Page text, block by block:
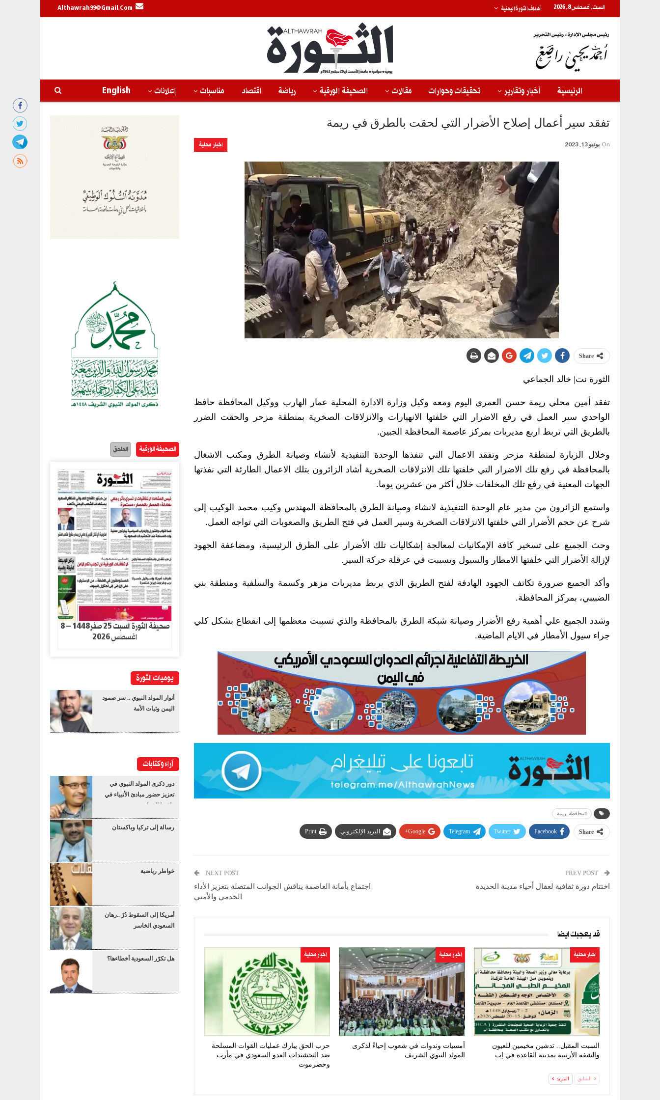
السبت, أغسطس 8, 2026 أهداف الثورة اليمنية Althawrah99@gmail.com
الرئيسية أخبار وتقارير تحقيقات وحوارات مقالات الصحيفة الورقية رياضة اقتصاد مناسبات إعلانات English
تفقد سير أعمال إصلاح الأضرار التي لحقت بالطرق في ريمة
اخبار محلية On يونيو 13, 2023
Share
الثورة نت| خالد الجماعي
تفقد أمين محلي ريمة حسن العمري اليوم ومعه وكيل وزارة الادارة المحلية عمار الهارب ووكيل المحافظة حافظ
الواحدي سير العمل في رفع الاضرار التي خلفتها الانهيارات والانزلاقات الصخرية بمنطقة مزحر والحقت الضرر
بالطريق التي تربط اربع مديريات بمركز عاصمة المحافظة الجبين.
وخلال الزيارة لمنطقة مزحر وتفقد الاعمال التي تنفذها الوحدة التنفيذية لأنشاء وصيانة الطرق ومكتب الاشغال
بالمحافظة في رفع تلك الاضرار التي خلفتها تلك الانزلاقات الصخرية أشاد الزائرون بتلك الاعمال الطارئة التي نفذتها
الجهات المعنية في رفع تلك المخلفات خلال أكثر من عشرين يوما.
واستمع الزائرون من مدير عام الوحدة التنفيذية لانشاء وصيانة الطرق بالمحافظة المهندس وكيب محمد الوكيب إلى
شرح عن حجم الأضرار التي خلفتها الانزلاقات الصخرية وسير العمل في فتح الطريق والصعوبات التي تواجه العمل.
وحث الجميع على تسخير كافة الإمكانيات لمعالجة إشكاليات تلك الأضرار على الطرق الرئيسية، ومضاعفة الجهود
لإزالة الأضرار التي خلفتها الامطار والسيول وتسببت في عرقلة حركة السير.
وأكد الجميع ضرورة تكاتف الجهود الهادفة لفتح الطريق الذي يربط مديريات مزهر وكسمة والسلفية ومنطقة بني
الضبيبي، بمركز المحافظة.
وشدد الجميع علي أهمية رفع الأضرار وصيانة شبكة الطرق بالمحافظة والذي تسببت معظمها إلى انقطاع بشكل كلي
جراء سيول الأمطار في الايام الماضية.
#محافظة_ريمة
Share
Facebook
Twitter
Telegram
Google+ البريد الإلكتروني Print
اختتام دورة ثقافية لعقال أحياء مدينة الحديدة
NEXT POST
اجتماع بأمانة العاصمة يناقش الجوانب المتصلة بتعزيز الأداء
الخدمي والأمني
قد يعجبك ايضا
اخبار محلية
السبت المقبل.. تدشين مخيمين للعيون
والشفه الأرنبية بمدينة القاعدة في إب
اخبار محلية
أمسيات وندوات في شعوب إحياءً لذكرى
المولد النبوي الشريف
اخبار محلية
حزب الحق يبارك عمليات القوات المسلحة
ضد التحشيدات العدو السعودي في مأرب
وحضرموت
السابق المزيد
الصحيفة الورقية الملحق
صحيفة الثورة السبت 25 صفر1448 – 8
اغسطس 2026
يوميات الثورة
أنوار المولد النبوي .. سر صمود
اليمن وثبات الأمة
آراء وكتابات
دور ذكرى المولد النبوي في
تعزيز حضور مبادئ الأنبياء في
واقعنا المعاصر
رسالة إلى تركيا وباكستان
خواطر رياضية
أمريكا إلى السقوط دُرْ ..رهان
السعودي الخاسر
هل تكرّر السعودية أخطاءها؟